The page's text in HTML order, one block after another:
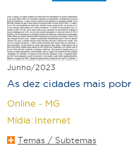
Junho/2023
As dez cidades mais
Online - MG
Mídia: Internet
Temas / Subtemas